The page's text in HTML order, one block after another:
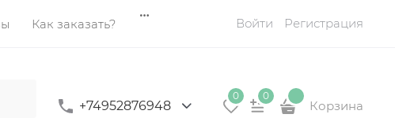
Как заказать? Войти Регистрация
+74952876948
0 0
Корзина